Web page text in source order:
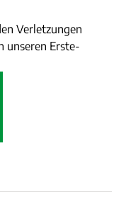
Verletzungen
unseren Erste-